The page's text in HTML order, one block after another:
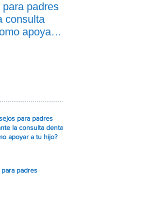
padres
consulta
apoyar
para padres
la consulta dental
apoyar a tu hijo?
para padres